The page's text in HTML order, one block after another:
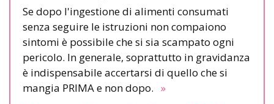
Se dopo l'ingestione di alimenti consumati
senza seguire le istruzioni non compaiono
sintomi è possibile che si sia scampato ogni
pericolo. In generale, soprattutto in gravidanza
è indispensabile accertarsi di quello che si
mangia PRIMA e non dopo. »